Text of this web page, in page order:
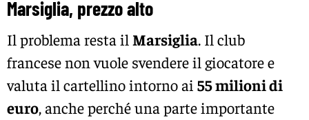
Marsiglia, prezzo alto
Il problema resta il Marsiglia. Il club
francese non vuole svendere il giocatore e
valuta il cartellino intorno ai 55 milioni di
euro, anche perché una parte importante